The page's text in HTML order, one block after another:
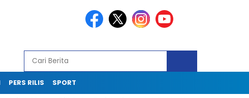
PERS RILIS SPORT